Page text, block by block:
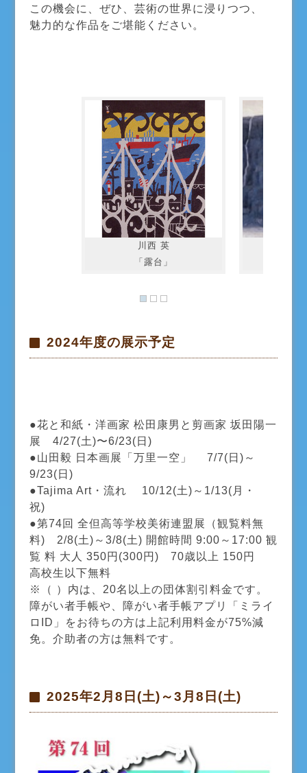
この機会に、ぜひ、芸術の世界に浸りつつ、
魅力的な作品をご堪能ください。
川西 英
「露台」
2024年度の展示予定
●花と和紙・洋画家 松田康男と剪画家 坂田陽一
展 4/27(土)〜6/23(日)
●山田毅 日本画展「万里一空」 7/7(日)～
9/23(日)
●Tajima Art・流れ 10/12(土)～1/13(月・
祝)
​●第74回 全但高等学校美術連盟展（観覧料無
料) 2/8(土)～3/8(土) 開館時間 9:00～17:00 観
覧 料 大人 350円(300円) 70歳以上 150円
高校生以下無料
※（ ）内は、20名以上の団体割引料金です。
障がい者手帳や、障がい者手帳アプリ「ミライ
ロID」をお待ちの方は上記利用料金が75%減
免。介助者の方は無料です。
2025年2月8日(土)～3月8日(土)